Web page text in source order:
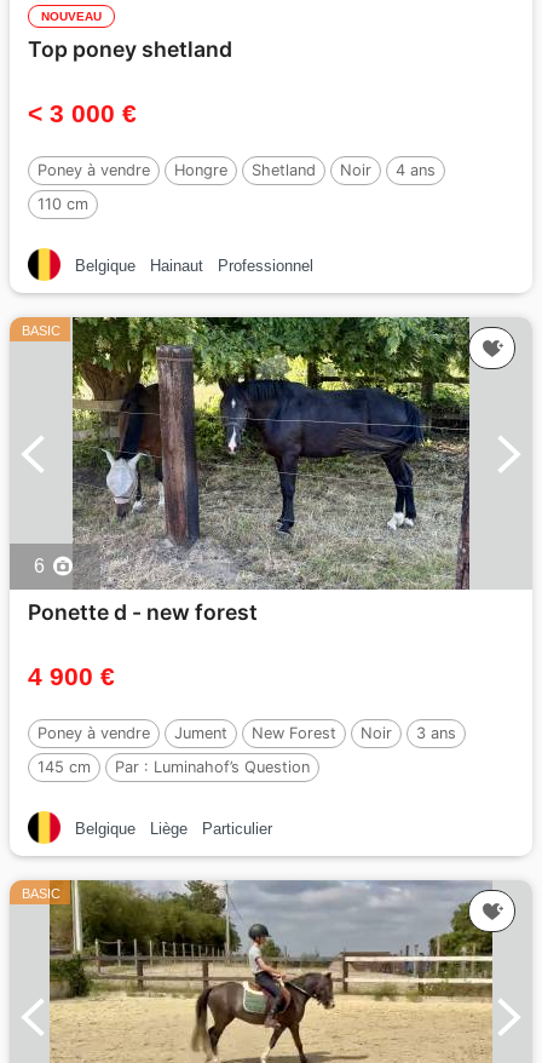
NOUVEAU
Top poney shetland
< 3 000 €
Poney à vendre Hongre Shetland Noir
4 ans
110 cm
Belgique Hainaut Professionnel
BASIC
6
Ponette d - new forest
4 900 €
Poney à vendre Jument New Forest Noir
3 ans
145 cm
Par : Luminahof’s Question
Belgique Liège Particulier
BASIC